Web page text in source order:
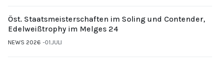
Öst. Staatsmeisterschaften im Soling und Contender,
Edelweißtrophy im Melges 24
NEWS 2026 01.JULI